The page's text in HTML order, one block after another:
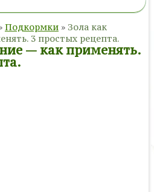
Подкормки » Зола как
3 простых рецепта.
— как применять.